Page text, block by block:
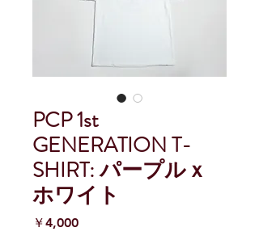
PCP 1st
GENERATION T-
SHIRT: パープルｘ
ホワイト
￥4,000価